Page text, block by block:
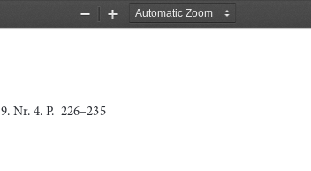
Zoom
Zoom
Nr. 4. P.  226–235